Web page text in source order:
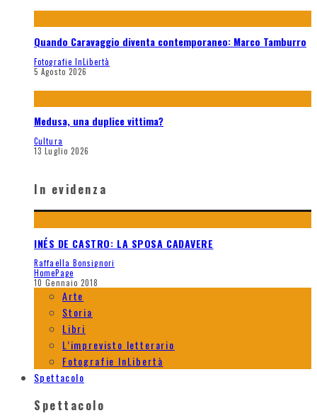
Quando Caravaggio diventa contemporaneo: Marco Tamburro
Fotografie InLibertà
5 Agosto 2026
Medusa, una duplice vittima?
Cultura
13 Luglio 2026
In evidenza
INÉS DE CASTRO: LA SPOSA CADAVERE
Raffaella Bonsignori
HomePage
10 Gennaio 2018
Arte
Storia
Libri
L’imprevisto letterario
Fotografie InLibertà
Spettacolo
Spettacolo